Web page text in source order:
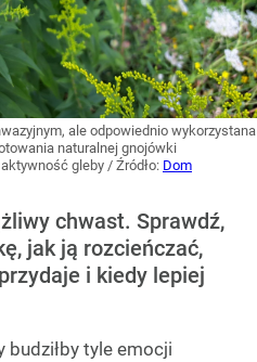
ale odpowiednio wykorzystana
naturalnej gnojówki
gleby / Źródło: Dom
chwast. Sprawdź,
jak ją rozcieńczać,
i kiedy lepiej
budziłby tyle emocji